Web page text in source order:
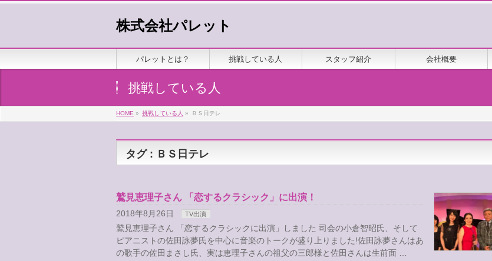
株式会社パレット
パレットとは？ 挑戦している人 スタッフ紹介 会社概要
挑戦している人
HOME » 挑戦している人 » ＢＳ日テレ
タグ : ＢＳ日テレ
鷲見恵理子さん 「恋するクラシック」に出演！
2018年8月26日 TV出演
鷲見恵理子さん 「恋するクラシックに出演」しました 司会の小倉智昭氏、そして
ピアニストの佐田詠夢氏を中心に音楽のトークが盛り上りました!佐田詠夢さんはあ
の歌手の佐田まさし氏、実は恵理子さんの祖父の三郎様と佐田さんは生前面 …